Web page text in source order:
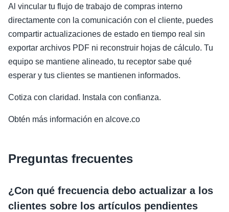
Al vincular tu flujo de trabajo de compras interno
directamente con la comunicación con el cliente, puedes
compartir actualizaciones de estado en tiempo real sin
exportar archivos PDF ni reconstruir hojas de cálculo. Tu
equipo se mantiene alineado, tu receptor sabe qué
esperar y tus clientes se mantienen informados.
Cotiza con claridad. Instala con confianza.
Obtén más información en alcove.co
Preguntas frecuentes
¿Con qué frecuencia debo actualizar a los
clientes sobre los artículos pendientes